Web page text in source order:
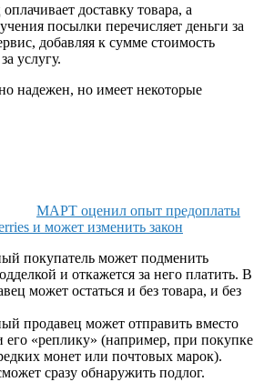
доставку товара, а
посылки перечисляет деньги за
добавляя к сумме стоимость
услугу.
надежен, но имеет некоторые
МАРТ оценил опыт предоплаты
и может изменить закон
покупатель может подменить
и откажется за него платить. В
может остаться и без товара, и без
продавец может отправить вместо
его «реплику» (например, при покупке
монет или почтовых марок).
сразу обнаружить подлог.